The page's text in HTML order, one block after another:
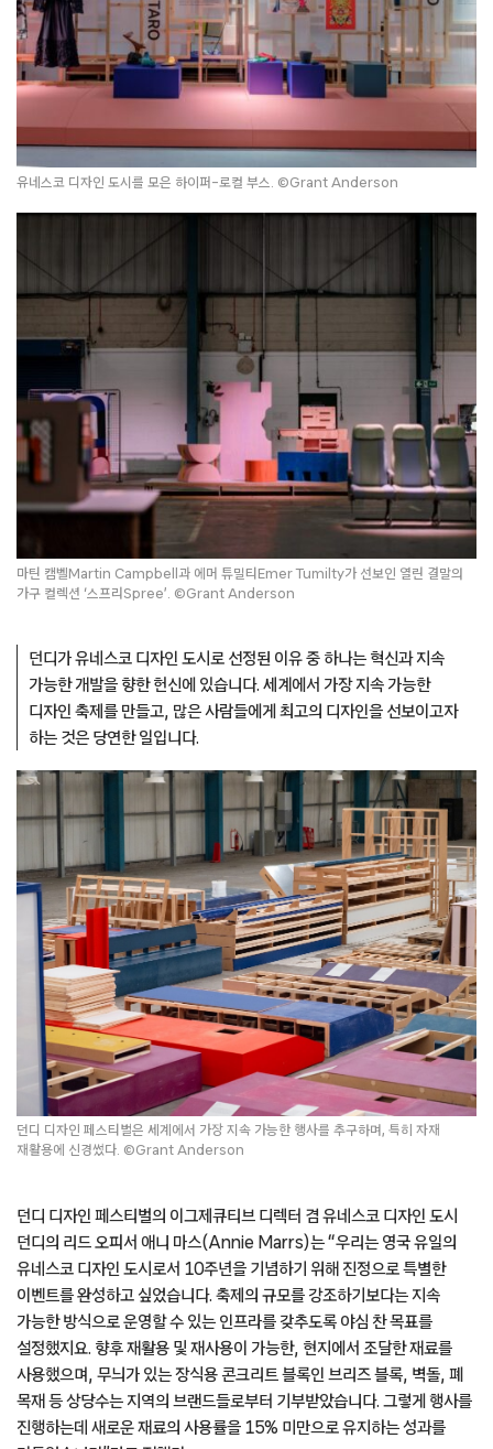
유네스코 디자인 도시를 모은 하이퍼-로컬 부스. ©Grant Anderson
마틴 캠벨Martin Campbell과 에머 튜밀티Emer Tumilty가 선보인 열린 결말의
가구 컬렉션 ‘스프리Spree’. ©Grant Anderson
던디가 유네스코 디자인 도시로 선정된 이유 중 하나는 혁신과 지속
가능한 개발을 향한 헌신에 있습니다. 세계에서 가장 지속 가능한
디자인 축제를 만들고, 많은 사람들에게 최고의 디자인을 선보이고자
하는 것은 당연한 일입니다.
던디 디자인 페스티벌은 세계에서 가장 지속 가능한 행사를 추구하며, 특히 자재
재활용에 신경썼다. ©Grant Anderson
던디 디자인 페스티벌의 이그제큐티브 디렉터 겸 유네스코 디자인 도시
던디의 리드 오피서 애니 마스(Annie Marrs)는 “우리는 영국 유일의
유네스코 디자인 도시로서 10주년을 기념하기 위해 진정으로 특별한
이벤트를 완성하고 싶었습니다. 축제의 규모를 강조하기보다는 지속
가능한 방식으로 운영할 수 있는 인프라를 갖추도록 야심 찬 목표를
설정했지요. 향후 재활용 및 재사용이 가능한, 현지에서 조달한 재료를
사용했으며, 무늬가 있는 장식용 콘크리트 블록인 브리즈 블록, 벽돌, 폐
목재 등 상당수는 지역의 브랜드들로부터 기부받았습니다. 그렇게 행사를
진행하는데 새로운 재료의 사용률을 15% 미만으로 유지하는 성과를